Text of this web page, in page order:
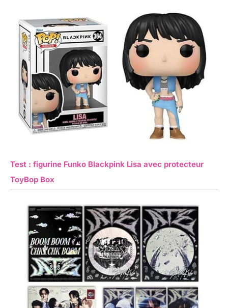
Test : figurine Funko Blackpink Lisa avec protecteur
ToyBop Box